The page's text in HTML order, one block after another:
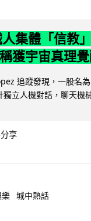
人集體「信教
獲宇宙真理
追蹤發現，一股名
獨立人機對話，聊天機
分享
樂 城中熱話